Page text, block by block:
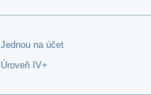
Jednou na účet
Úroveň IV+